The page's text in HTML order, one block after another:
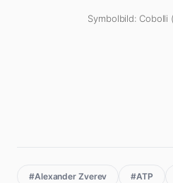
Symbolbild: Cobolli
#Alexander Zverev #ATP